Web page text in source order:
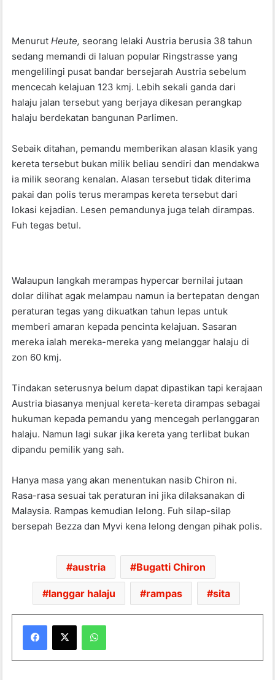
k
MenurutHeute, seorang lelaki Austria berusia 38 tahun
sedang memandi di laluan popular Ringstrasse yang
mengelilingi pusat bandar bersejarah Austria sebelum
mencecah kelajuan 123 kmj. Lebih sekali ganda dari
halaju jalan tersebut yang berjaya dikesan perangkap
halaju berdekatan bangunan Parlimen.
Sebaik ditahan, pemandu memberikan alasan klasik yang
kereta tersebut bukan milik beliau sendiri dan mendakwa
ia milik seorang kenalan. Alasan tersebut tidak diterima
pakai dan polis terus merampas kereta tersebut dari
lokasi kejadian. Lesen pemandunya juga telah dirampas.
Fuh tegas betul.
Walaupun langkah merampas hypercar bernilai jutaan
dolar dilihat agak melampau namun ia bertepatan dengan
peraturan tegas yang dikuatkan tahun lepas untuk
memberi amaran kepada pencinta kelajuan. Sasaran
mereka ialah mereka-mereka yang melanggar halaju di
zon 60 kmj.
Tindakan seterusnya belum dapat dipastikan tapi kerajaan
Austria biasanya menjual kereta-kereta dirampas sebagai
hukuman kepada pemandu yang mencegah perlanggaran
halaju. Namun lagi sukar jika kereta yang terlibat bukan
dipandu pemilik yang sah.
Hanya masa yang akan menentukan nasib Chiron ni.
Rasa-rasa sesuai tak peraturan ini jika dilaksanakan di
Malaysia. Rampas kemudian lelong. Fuh silap-silap
bersepah Bezza dan Myvi kena lelong dengan pihak polis.
austria Bugatti Chiron
langgar halaju rampas sita
WhatsApp